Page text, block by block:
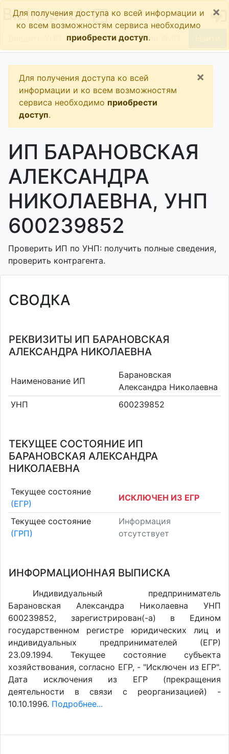
BizInspect
Для получения доступа ко всей информации и
ко всем возможностям сервиса необходимо
приобрести доступ.
×
Для получения доступа ко всей
информации и ко всем возможностям
сервиса необходимо приобрести
доступ.
×
ИП БАРАНОВСКАЯ
АЛЕКСАНДРА
НИКОЛАЕВНА, УНП
600239852
Проверить ИП по УНП: получить полные сведения,
проверить контрагента.
СВОДКА
РЕКВИЗИТЫ ИП БАРАНОВСКАЯ
АЛЕКСАНДРА НИКОЛАЕВНА
Наименование ИП
Барановская
Александра Николаевна
УНП
600239852
ТЕКУЩЕЕ СОСТОЯНИЕ ИП
БАРАНОВСКАЯ АЛЕКСАНДРА
НИКОЛАЕВНА
Текущее состояние
(ЕГР)
ИСКЛЮЧЕН ИЗ ЕГР
Текущее состояние
(ГРП)
Информация
отсутствует
ИНФОРМАЦИОННАЯ ВЫПИСКА
Индивидуальный предприниматель
Барановская Александра Николаевна УНП
600239852, зарегистрирован(-а) в Едином
государственном регистре юридических лиц и
индивидуальных предпринимателей (ЕГР)
23.09.1994. Текущее состояние субъекта
хозяйствования, согласно ЕГР, - "Исключен из ЕГР".
Дата исключения из ЕГР (прекращения
деятельности в связи с реорганизацией) -
10.10.1996. Подробнее...